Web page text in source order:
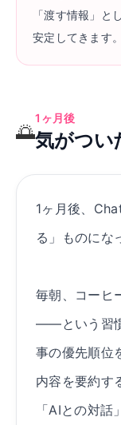
「渡す情報」と
安定してきます。
🌅
1ヶ月後
気がつい
1ヶ月後、
る」ものにな
毎朝、コーヒ
——という習
事の優先順位
内容を要約す
「AIとの対